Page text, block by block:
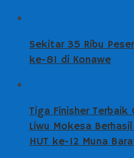
Sekitar 35 Ribu
ke-81 di Konawe
Tiga Finisher Terbaik
Liwu Mokesa
HUT ke-12 Muna